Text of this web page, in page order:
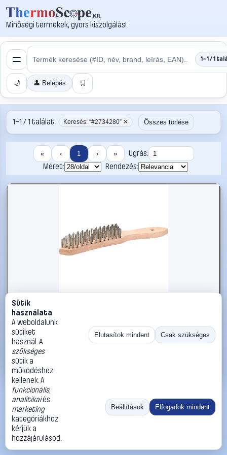
Minőségi termékek, gyors kiszolgálás!
1–1 / 1
🌙 👤 Belépés 🛒
1–1 / 1 találat Keresés: “#2734280” ✕ Összes törlése
« ‹ 1 › »
Ugrás:
Méret:
Rendezés:
#2734280
kwb 919950 Drótkefe 1 db
kwb
3 890 Ft
Kosárba
«
Méret:
Rendezés:
©2026
ThermoScope
Cégbemutató
Sütik
használata
A weboldalunk
sütiket
használ. A
szükséges
sütik a
működéshez
kellenek. A
funkcionális,
analitikaiés
marketing
kategóriákhoz
kérjük a
hozzájárulásod.
Elutasítok mindent Csak szükséges
Beállítások Elfogadok mindent